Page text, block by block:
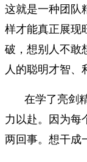
这就是一种团队
样才能真正展现
破，想别人不敢
人的聪明才智
在学了亮剑
力以赴。因为每
两回事。想干成